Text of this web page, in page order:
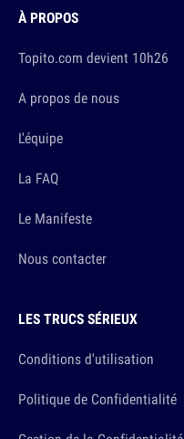
À PROPOS
Topito.com devient 10h26
A propos de nous
L'équipe
La FAQ
Le Manifeste
Nous contacter
LES TRUCS SÉRIEUX
Conditions d'utilisation
Politique de Confidentialité